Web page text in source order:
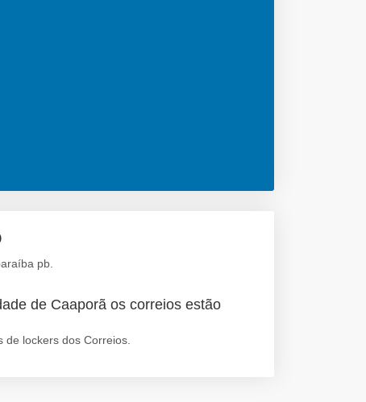
pb.
de Caaporã os correios estão
de lockers dos Correios.